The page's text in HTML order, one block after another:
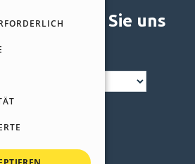
Folgen Sie uns